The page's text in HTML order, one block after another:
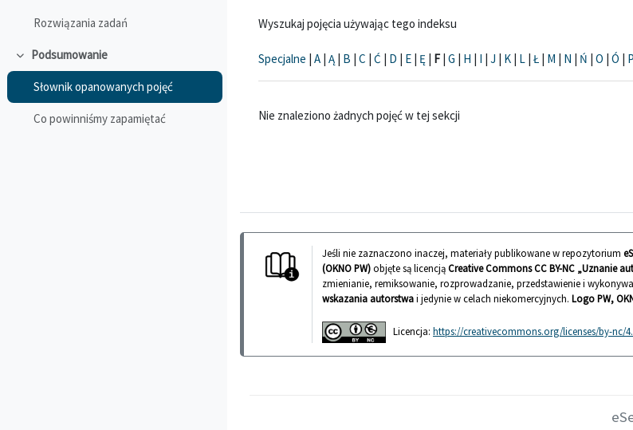
Rozwiązania zadań
Minimalizuj
Podsumowanie
Słownik opanowanych pojęć
Co powinniśmy zapamiętać
Wyszukaj pojęcia używając tego indeksu
Specjalne | A | Ą | B | C | Ć | D | E | Ę | F | G | H | I | J | K | L | Ł | M | N | Ń | O | Ó | P
Nie znaleziono żadnych pojęć w tej sekcji
Jeśli nie zaznaczono inaczej, materiały publikowane w repozytorium
(OKNO PW)objęte są licencjąCreative Commons CC BY-NC „Uznanie
zmienianie, remiksowanie, rozprowadzanie, przedstawienie i
wskazania autorstwai jedynie w celach niekomercyjnych. Logo PW,
Licencja: https://creativecommons.org/licenses/by-nc/